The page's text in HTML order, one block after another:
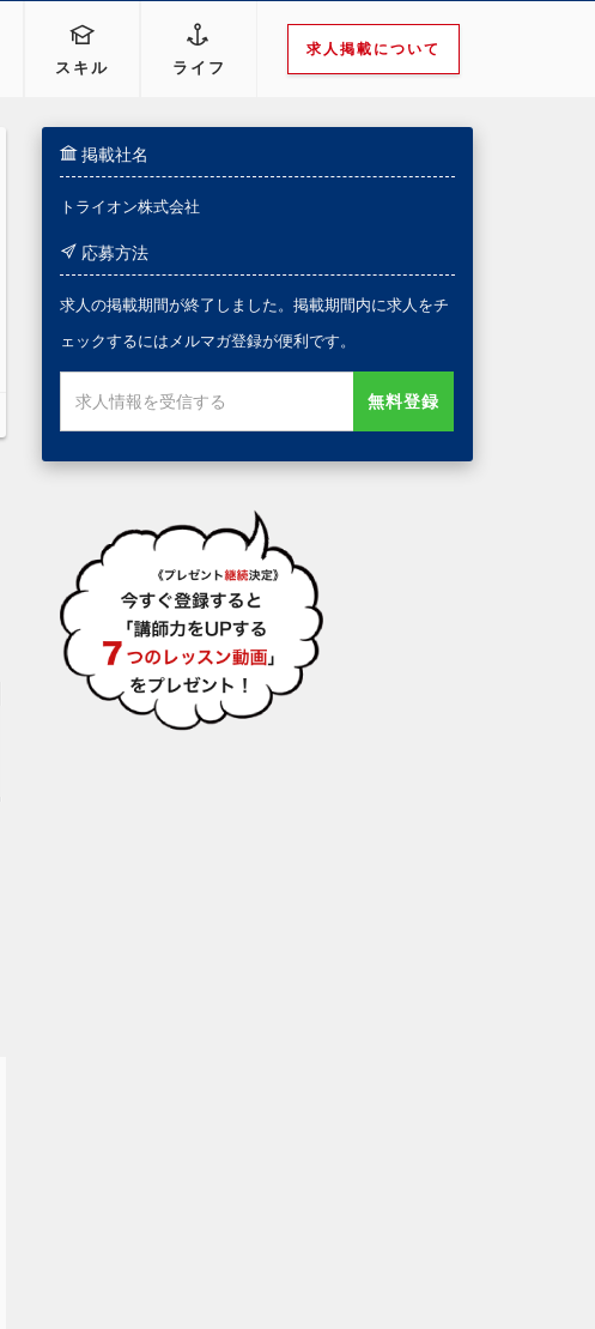
スキル ライフ
求人掲載について
掲載社名
トライオン株式会社
応募方法
求人の掲載期間が終了しました。掲載期間内に求人をチ
ェックするにはメルマガ登録が便利です。
無料登録